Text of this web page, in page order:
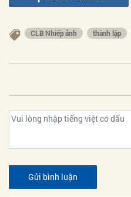
CLB Nhiếp ảnh thành lập
Gửi bình luận